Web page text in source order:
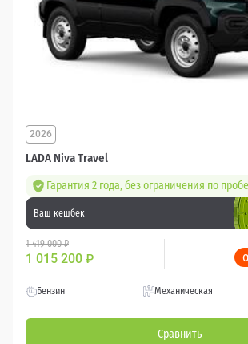
LADA Niva Travel
2026
Гарантия 2 года, без ограничения по
Ваш кешбек
1 419 000 ₽
1 015 200 ₽
Бензин Механическая
Сравнить